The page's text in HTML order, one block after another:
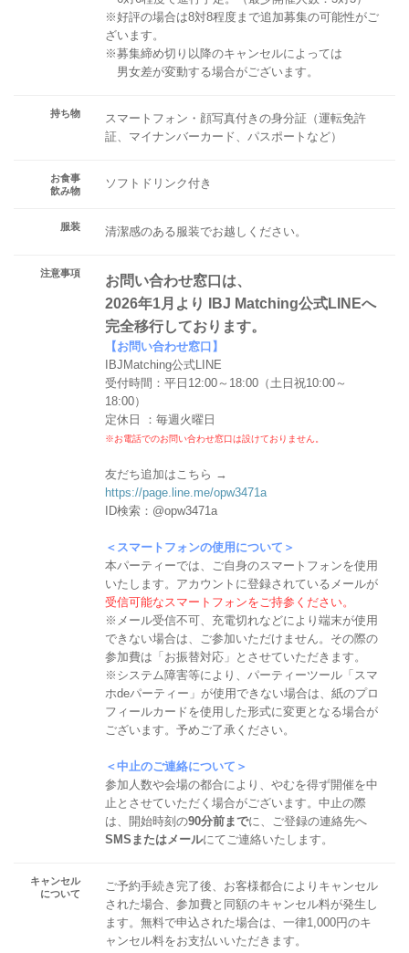
※好評の場合は8対8程度まで追加募集の可能性がご
ざいます。
※募集締め切り以降のキャンセルによっては
男女差が変動する場合がございます。
持ち物
スマートフォン・顔写真付きの身分証（運転免許
証、マイナンバーカード、パスポートなど）
お食事
飲み物
ソフトドリンク付き
服装 清潔感のある服装でお越しください。
注意事項
お問い合わせ窓口は、
2026年1月より IBJ Matching公式LINEへ
完全移行しております。
【お問い合わせ窓口】
IBJMatching公式LINE
受付時間：平日12:00～18:00（土日祝10:00～
18:00）
定休日 ：毎週火曜日
※お電話でのお問い合わせ窓口は設けておりません。
友だち追加はこちら →
https://page.line.me/opw3471a
ID検索：@opw3471a
＜スマートフォンの使用について＞
本パーティーでは、ご自身のスマートフォンを使用
いたします。アカウントに登録されているメールが
受信可能なスマートフォンをご持参ください。
※メール受信不可、充電切れなどにより端末が使用
できない場合は、ご参加いただけません。その際の
参加費は「お振替対応」とさせていただきます。
※システム障害等により、パーティーツール「スマ
ホdeパーティー」が使用できない場合は、紙のプロ
フィールカードを使用した形式に変更となる場合が
ございます。予めご了承ください。
＜中止のご連絡について＞
参加人数や会場の都合により、やむを得ず開催を中
止とさせていただく場合がございます。中止の際
は、開始時刻の90分前までに、ご登録の連絡先へ
SMSまたはメールにてご連絡いたします。
キャンセル
について
ご予約手続き完了後、お客様都合によりキャンセル
された場合、参加費と同額のキャンセル料が発生し
ます。無料で申込された場合は、一律1,000円のキ
ャンセル料をお支払いいただきます。